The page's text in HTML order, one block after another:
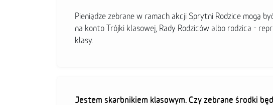
Pieniądze zebrane w ramach akcji Sprytni Rodzice mogą
na konto Trójki klasowej, Rady Rodziców albo rodzica -
klasy.
Jestem skarbnikiem klasowym. Czy zebrane środki